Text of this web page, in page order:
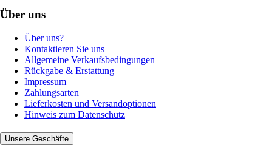
Über uns
Über uns?
Kontaktieren Sie uns
Allgemeine Verkaufsbedingungen
Rückgabe & Erstattung
Impressum
Zahlungsarten
Lieferkosten und Versandoptionen
Hinweis zum Datenschutz
Unsere Geschäfte